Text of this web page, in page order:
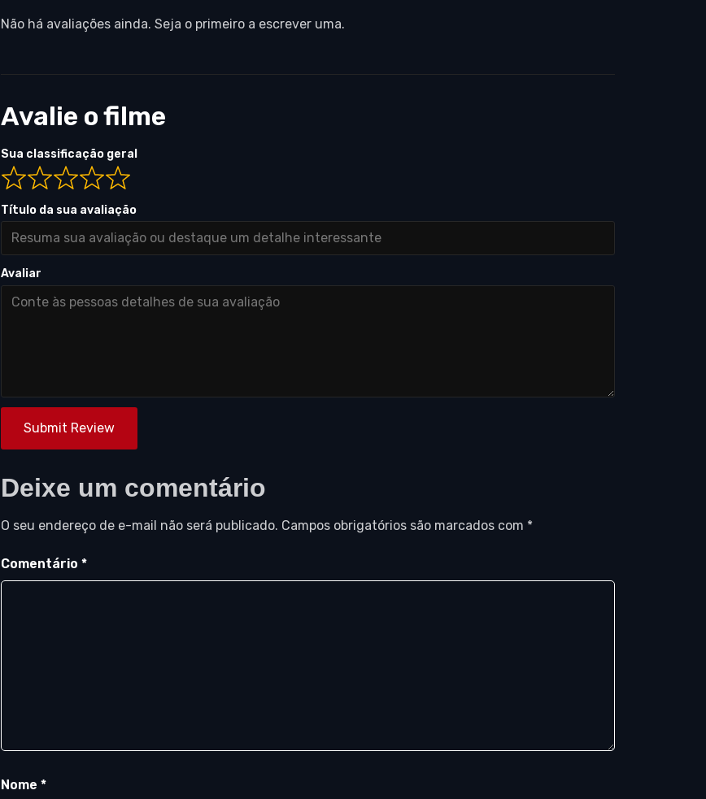
Não há avaliações ainda. Seja o primeiro a escrever uma.
Avalie o filme
Sua classificação geral
Título da sua avaliação
Avaliar
Submit Review
Deixe um comentário
O seu endereço de e-mail não será publicado. Campos obrigatórios são marcados com *
Comentário*
Nome*